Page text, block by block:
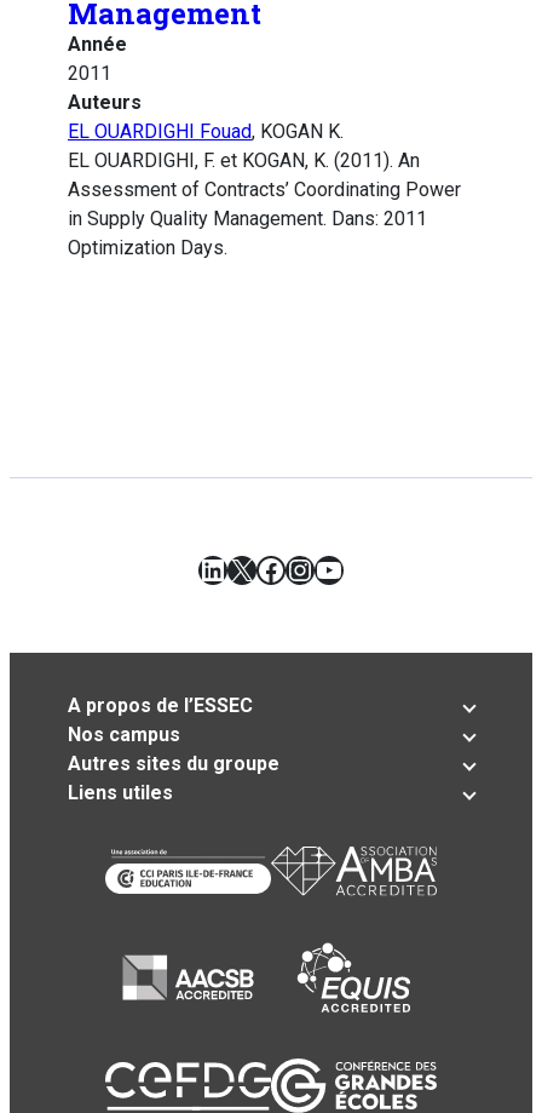
Management
Année
2011
Auteurs
EL OUARDIGHI Fouad, KOGAN K.
EL OUARDIGHI, F. et KOGAN, K. (2011). An
Assessment of Contracts’ Coordinating Power
in Supply Quality Management. Dans: 2011
Optimization Days.
LinkedIn
X Facebook
Instagram
YouTube
A propos de l’ESSEC
Nos campus
Autres sites du groupe
Liens utiles